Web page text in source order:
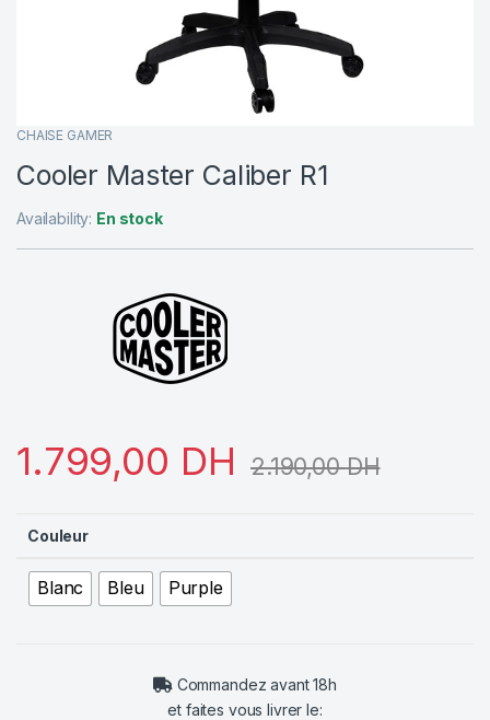
CHAISE GAMER
Cooler Master Caliber R1
Availability: En stock
1.799,00 DH 2.190,00DH
Couleur
Blanc Bleu Purple
Commandez avant 18h
et faites vous livrer le: